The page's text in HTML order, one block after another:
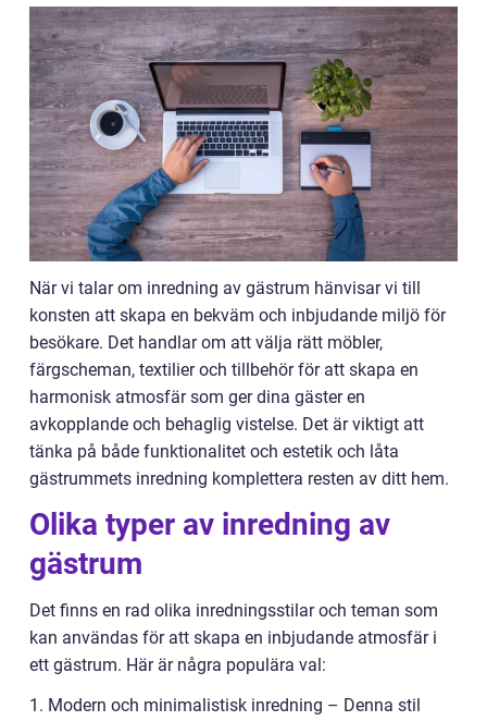
När vi talar om inredning av gästrum hänvisar vi till
konsten att skapa en bekväm och inbjudande miljö för
besökare. Det handlar om att välja rätt möbler,
färgscheman, textilier och tillbehör för att skapa en
harmonisk atmosfär som ger dina gäster en
avkopplande och behaglig vistelse. Det är viktigt att
tänka på både funktionalitet och estetik och låta
gästrummets inredning komplettera resten av ditt hem.
Olika typer av inredning av
gästrum
Det finns en rad olika inredningsstilar och teman som
kan användas för att skapa en inbjudande atmosfär i
ett gästrum. Här är några populära val:
1. Modern och minimalistisk inredning – Denna stil